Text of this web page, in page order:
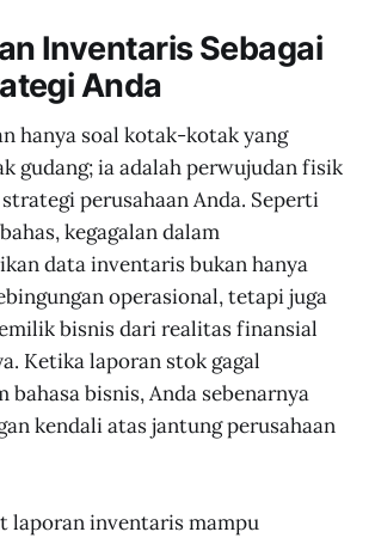
Inventaris Sebagai
Anda
hanya soal kotak-kotak yang
gudang; ia adalah perwujudan fisik
perusahaan Anda. Seperti
kegagalan dalam
data inventaris bukan hanya
operasional, tetapi juga
bisnis dari realitas finansial
Ketika laporan stok gagal
bahasa bisnis, Anda sebenarnya
kendali atas jantung perusahaan
laporan inventaris mampu